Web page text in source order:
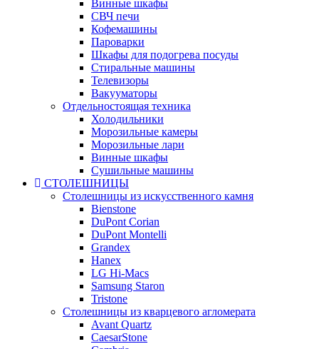
Винные шкафы
СВЧ печи
Кофемашины
Пароварки
Шкафы для подогрева посуды
Стиральные машины
Телевизоры
Вакууматоры
Отдельностоящая техника
Холодильники
Морозильные камеры
Морозильные лари
Винные шкафы
Сушильные машины
СТОЛЕШНИЦЫ
Столешницы из искусственного камня
Bienstone
DuPont Corian
DuPont Montelli
Grandex
Hanex
LG Hi-Macs
Samsung Staron
Tristone
Столешницы из кварцевого агломерата
Avant Quartz
CaesarStone